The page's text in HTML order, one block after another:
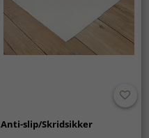
Anti-slip/Skridsikker